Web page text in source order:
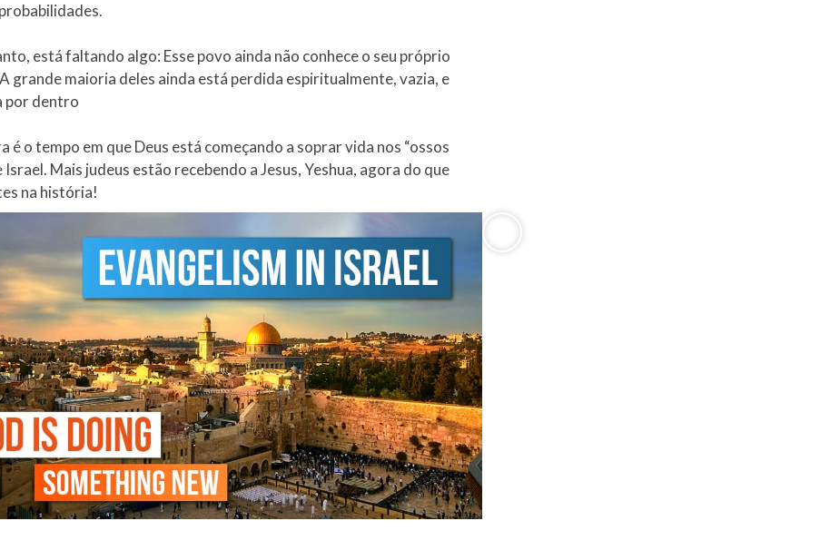
está faltando algo: Esse povo ainda não conhece o seu próprio
grande maioria deles ainda está perdida espiritualmente, vazia, e
por dentro​
é o tempo em que Deus está começando a soprar vida nos “ossos
Israel. Mais judeus estão recebendo a Jesus, Yeshua, agora do que
na história!